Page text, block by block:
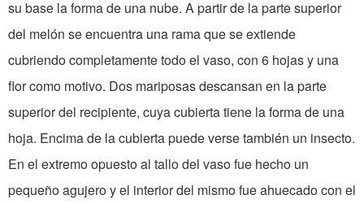
su base la forma de una nube. A partir de la parte superior
del melón se encuentra una rama que se extiende
cubriendo completamente todo el vaso, con 6 hojas y una
flor como motivo. Dos mariposas descansan en la parte
superior del recipiente, cuya cubierta tiene la forma de una
hoja. Encima de la cubierta puede verse también un insecto.
En el extremo opuesto al tallo del vaso fue hecho un
pequeño agujero y el interior del mismo fue ahuecado con el